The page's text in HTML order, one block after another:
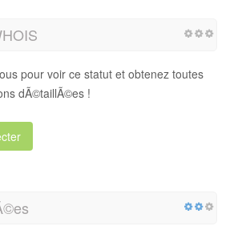
pour voir ce statut et obtenez toutes
dÃ©taillÃ©es !